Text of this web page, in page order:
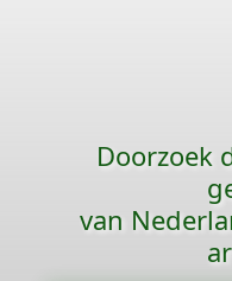
Doorzoek
van